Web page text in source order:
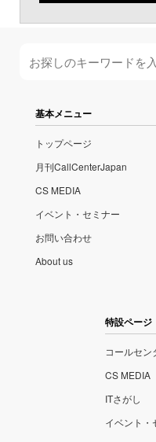
基本メニュー
トップページ
月刊CallCenterJapan
CS MEDIA
イベント・セミナー
お問い合わせ
About us
特設ページ
コールセン
CS MEDIA
ITさがし
イベント・